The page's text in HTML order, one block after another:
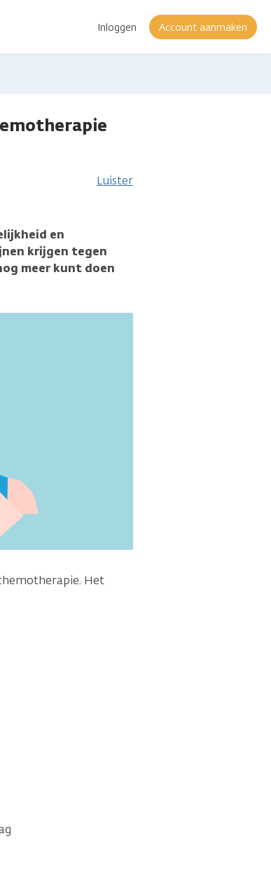
Inloggen Account aanmaken
Luister
en
krijgen tegen
meer kunt doen
Het